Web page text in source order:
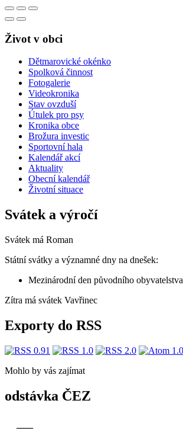
Život v obci
Dětmarovické okénko
Spolková činnost
Fotogalerie
Videokronika
Stav ovzduší
Útulek pro psy
Kronika obce
Brožura investic
Sportovní hala
Kalendář akcí
Aktuality
Obecní kalendář
Životní situace
Svátek a výročí
Svátek má Roman
Státní svátky a významné dny na dnešek:
Mezinárodní den původního obyvatelstva
Zítra má svátek Vavřinec
Exporty do RSS
Mohlo by vás zajímat
odstávka ČEZ